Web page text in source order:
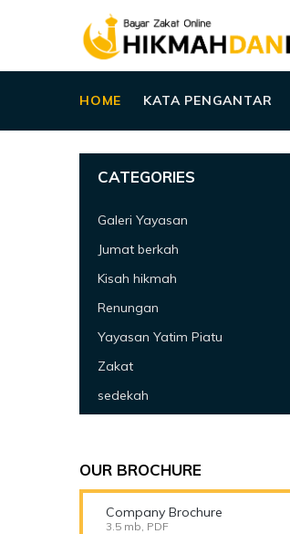
HOME KATA PENGANTAR
CATEGORIES
Galeri Yayasan
Jumat berkah
Kisah hikmah
Renungan
Yayasan Yatim Piatu
Zakat
sedekah
OUR BROCHURE
Company Brochure
3.5 mb, PDF